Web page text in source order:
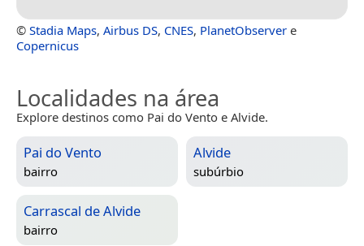
© Stadia Maps, Airbus DS, CNES, PlanetObserver e
Copernicus
Localidades na área
Explore destinos como Pai do Vento e Alvide.
Pai do Vento
bairro
Alvide
subúrbio
Carrascal de Alvide
bairro